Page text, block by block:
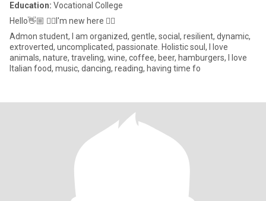
Education: Vocational College
Hello👋🏼 👉🏼I'm new here 👈🏼
Admon student, I am organized, gentle, social, resilient, dynamic,
extroverted, uncomplicated, passionate. Holistic soul, I love
animals, nature, traveling, wine, coffee, beer, hamburgers, I love
Italian food, music, dancing, reading, having time fo